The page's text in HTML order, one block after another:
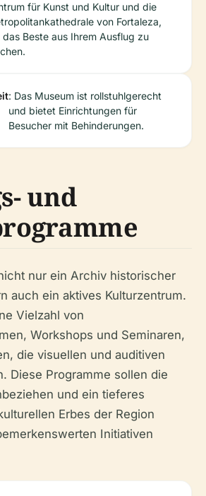
für Kunst und Kultur und die
von Fortaleza,
das Beste aus Ihrem Ausflug zu
: Das Museum ist rollstuhlgerecht
und bietet Einrichtungen für
Besucher mit Behinderungen.
und
nur ein Archiv historischer
auch ein aktives Kulturzentrum.
Vielzahl von
Workshops und Seminaren,
die visuellen und auditiven
Diese Programme sollen die
und ein tieferes
Erbes der Region
Initiativen